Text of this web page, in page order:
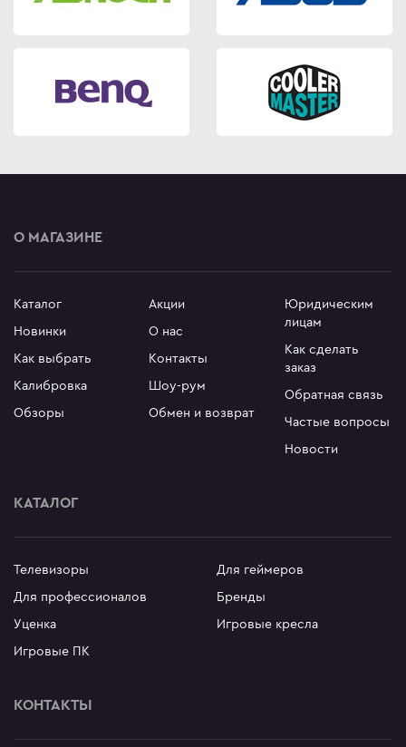
О МАГАЗИНЕ
Каталог
Новинки
Как выбрать
Калибровка
Обзоры
Акции
О нас
Контакты
Шоу-рум
Обмен и возврат
Юридическим
лицам
Как сделать
заказ
Обратная связь
Частые вопросы
Новости
КАТАЛОГ
Телевизоры
Для геймеров
Для профессионалов
Бренды
Уценка
Игровые кресла
Игровые ПК
КОНТАКТЫ